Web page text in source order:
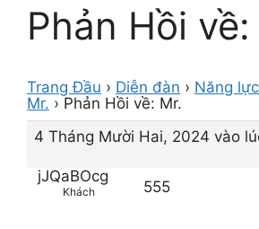
Phản Hồi về:
Trang Đầu › Diễn đàn › Năng
Mr. › Phản Hồi về: Mr.
4 Tháng Mười Hai, 2024 vào
jJQaBOcg
Khách 555